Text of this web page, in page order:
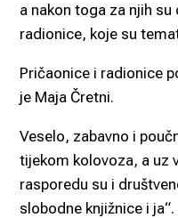
a nakon toga za njih
radionice, koje su
Pričaonice i radionice
je Maja Čretni.
Veselo, zabavno i
tijekom kolovoza, a uz
rasporedu su i
slobodne knjižnice i ja“.